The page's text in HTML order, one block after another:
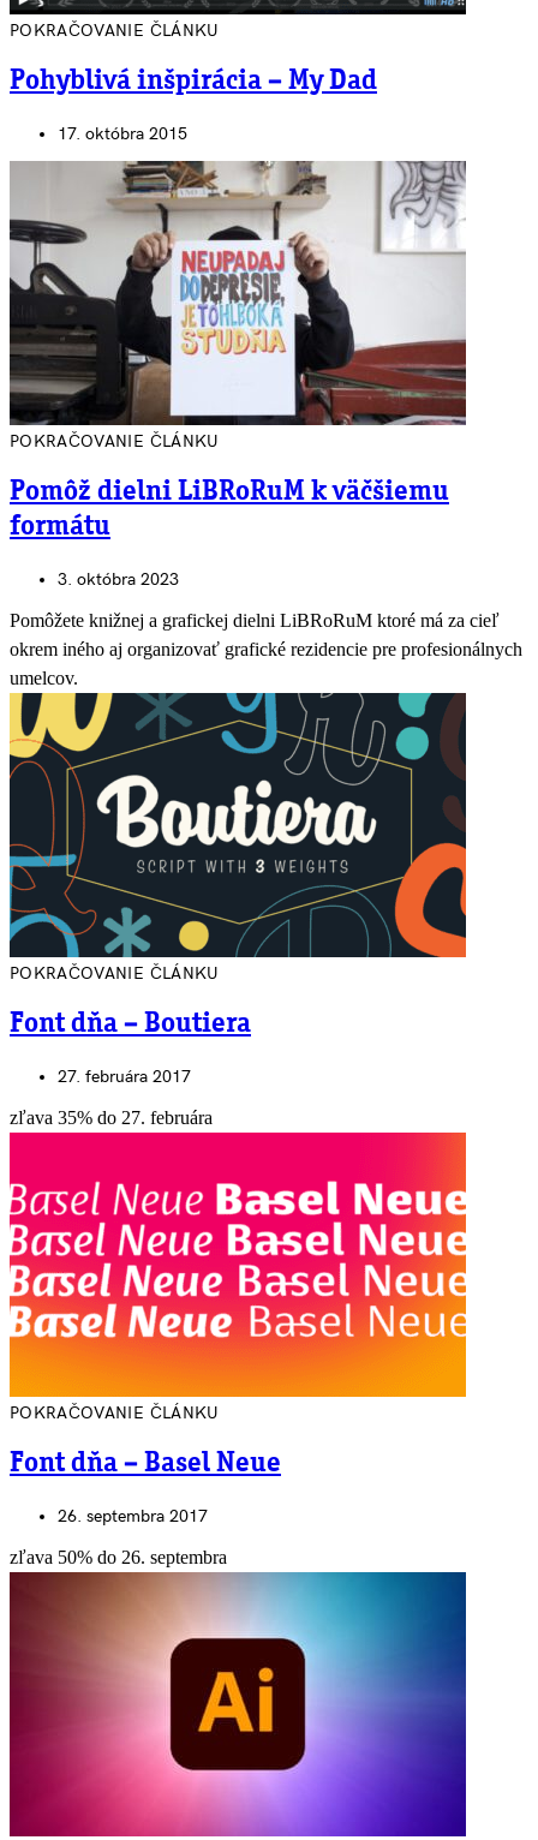
POKRAČOVANIE ČLÁNKU
Pohyblivá inšpirácia – My Dad
17. októbra 2015
POKRAČOVANIE ČLÁNKU
Pomôž dielni LiBRoRuM k väčšiemu
formátu
3. októbra 2023
Pomôžete knižnej a grafickej dielni LiBRoRuM ktoré má za cieľ
okrem iného aj organizovať grafické rezidencie pre profesionálnych
umelcov.
POKRAČOVANIE ČLÁNKU
Font dňa – Boutiera
27. februára 2017
zľava 35% do 27. februára
POKRAČOVANIE ČLÁNKU
Font dňa – Basel Neue
26. septembra 2017
zľava 50% do 26. septembra